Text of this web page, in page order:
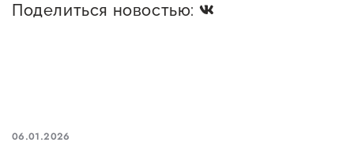
Каталог грантов
АвтоУСН
Поделиться новостью:
06.01.2026